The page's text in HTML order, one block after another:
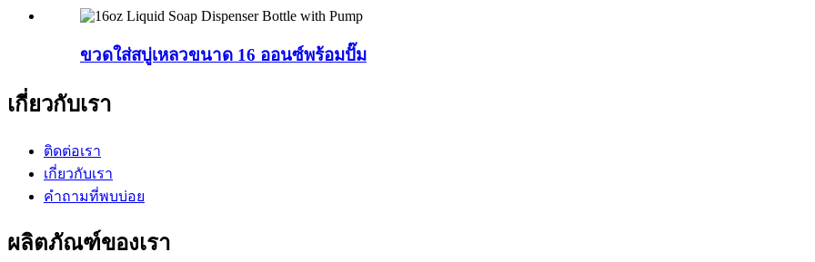
ขวดใส่สบู่เหลวขนาด 16 ออนซ์พร้อมปั๊ม
เกี่ยวกับเรา
ติดต่อเรา
เกี่ยวกับเรา
คำถามที่พบบ่อย
ผลิตภัณฑ์ของเรา